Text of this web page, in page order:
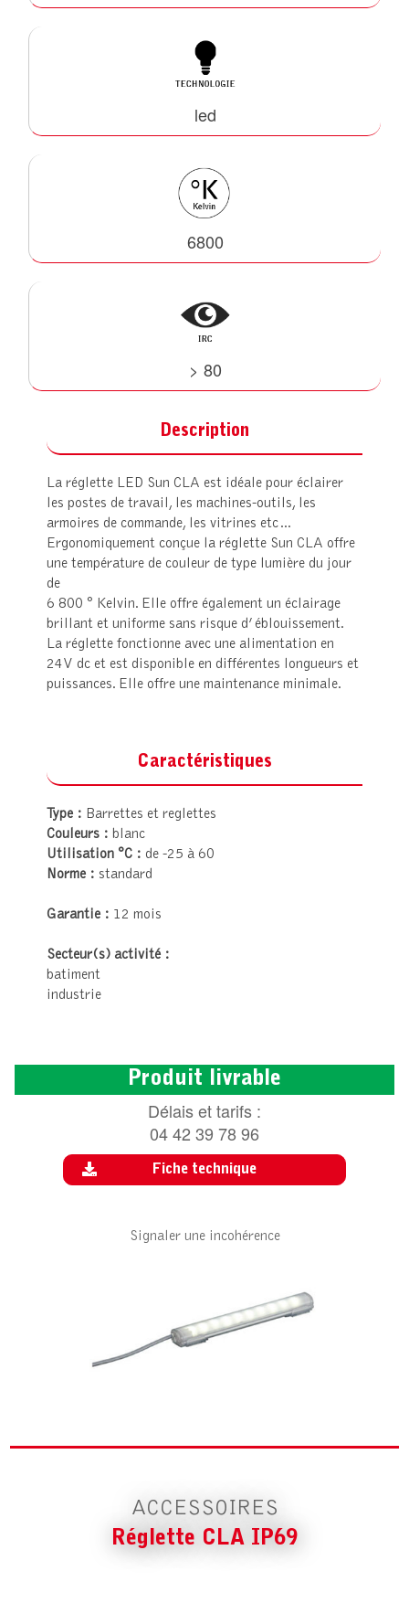
led
6800
> 80
Description
La réglette LED Sun CLA est idéale pour éclairer
les postes de travail, les machines-outils, les
armoires de commande, les vitrines etc…
Ergonomiquement conçue la réglette Sun CLA offre
une température de couleur de type lumière du jour
de
6 800 ° Kelvin. Elle offre également un éclairage
brillant et uniforme sans risque d’ éblouissement.
La réglette fonctionne avec une alimentation en
24V dc et est disponible en différentes longueurs et
puissances. Elle offre une maintenance minimale.
Caractéristiques
Type : Barrettes et reglettes
Couleurs : blanc
Utilisation °C : de -25 à 60
Norme : standard
Garantie : 12 mois
Secteur(s) activité :
batiment
industrie
Produit livrable
Délais et tarifs :
04 42 39 78 96
Fiche technique
Signaler une incohérence
ACCESSOIRES
Réglette CLA IP69
ACCESSOIRE POUR RÉGLETTE CLA